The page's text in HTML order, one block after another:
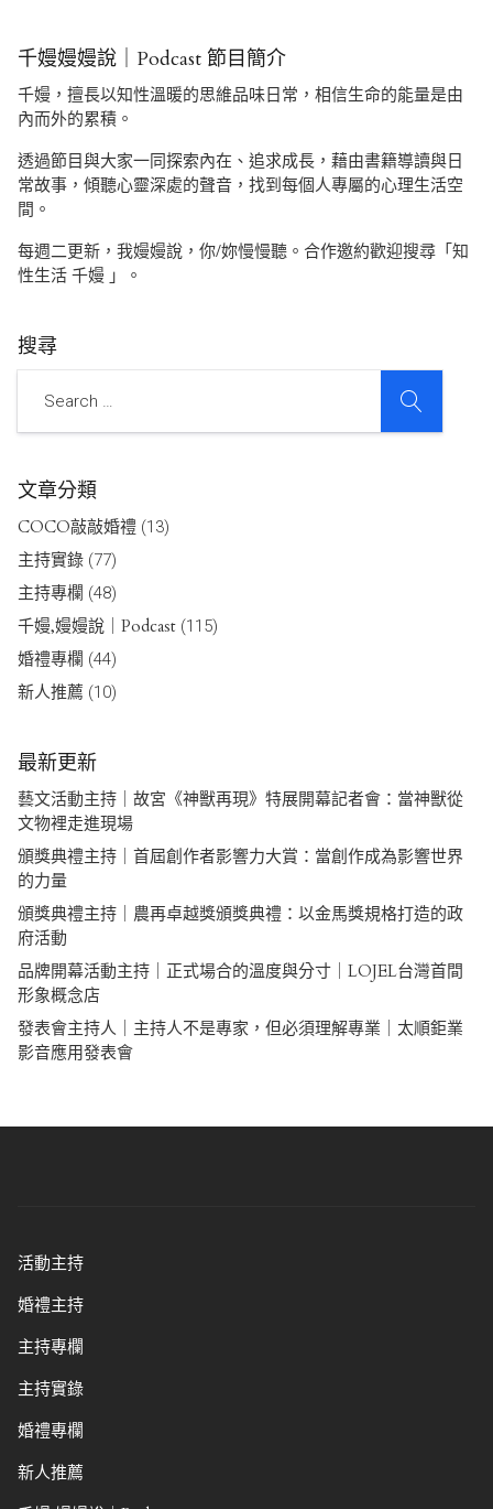
千嫚嫚嫚說｜Podcast 節目簡介
千嫚，擅長以知性溫暖的思維品味日常，相信生命的能量是由
內而外的累積。
透過節目與大家一同探索內在、追求成長，藉由書籍導讀與日
常故事，傾聽心靈深處的聲音，找到每個人專屬的心理生活空
間。
每週二更新，我嫚嫚說，你/妳慢慢聽。合作邀約歡迎搜尋「知
性生活 千嫚 」。
搜尋
文章分類
COCO敲敲婚禮 (13)
主持實錄 (77)
主持專欄 (48)
千嫚,嫚嫚說｜Podcast (115)
婚禮專欄 (44)
新人推薦 (10)
最新更新
藝文活動主持｜故宮《神獸再現》特展開幕記者會：當神獸從
文物裡走進現場
頒獎典禮主持｜首屆創作者影響力大賞：當創作成為影響世界
的力量
頒獎典禮主持｜農再卓越獎頒獎典禮：以金馬獎規格打造的政
府活動
品牌開幕活動主持｜正式場合的溫度與分寸｜LOJEL台灣首間
形象概念店
發表會主持人｜主持人不是專家，但必須理解專業｜太順鉅業
影音應用發表會
活動主持
婚禮主持
主持專欄
主持實錄
婚禮專欄
新人推薦